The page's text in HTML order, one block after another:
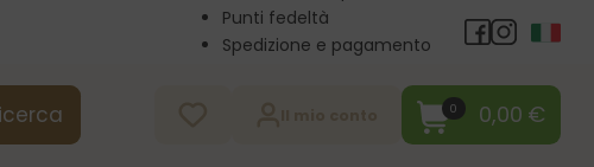
Punti fedeltà
Spedizione e pagamento
0 0,00 €